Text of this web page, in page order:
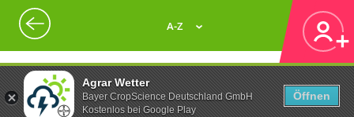
Agrar Wetter
Bayer CropScience Deutschland GmbH
Kostenlos bei Google Play
Öffnen
A-Z